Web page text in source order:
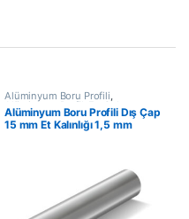
Alüminyum Boru Profili,
Alüminyum Profil En Çok
Satanlar,İndirimli Ürünler
Alüminyum Boru Profili Dış Çap
15 mm Et Kalınlığı 1,5 mm